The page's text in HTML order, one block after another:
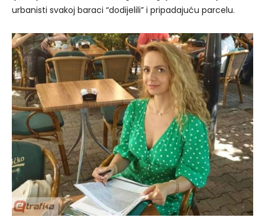
urbanisti svakoj baraci “dodijelili” i pripadajuću parcelu.